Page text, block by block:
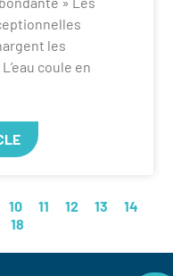
les
coule en
10 11 12 13
14
18